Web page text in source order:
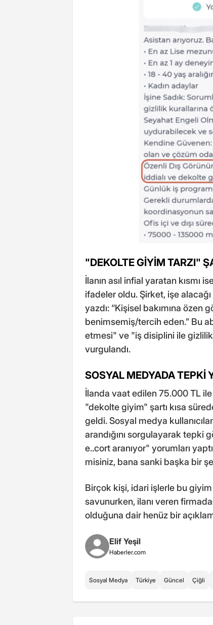
"DEKOLTE GİYİM TARZI"
İlanın asıl infial yaratan kısmı
ifadeler oldu. Şirket, işe
yazdı: “Kişisel bakımına özen
benimsemiş/tercih eden.” Bu
etmesi" ve "iş disiplini ile
vurgulandı.
SOSYAL MEDYADA TEPKİ
İlanda vaat edilen 75.000 TL
"dekolte giyim" şartı kısa
geldi. Sosyal medya
arandığını sorgulayarak tepki
e..cort aranıyor" yorumları
misiniz, bana sanki başka bir
Birçok kişi, idari işlerle bu giyim
savunurken, ilanı veren
olduğuna dair henüz bir
Elif Yeşil
Haberler.com
Sosyal Medya Türkiye Güncel Çiğli